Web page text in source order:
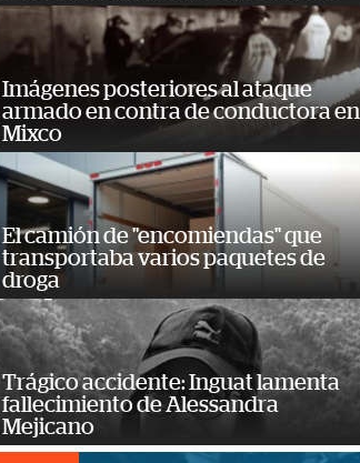
Imágenes posteriores al ataque
armado en contra de conductora en
Mixco
El camión de "encomiendas" que
transportaba varios paquetes de
droga
Trágico accidente: Inguat lamenta
fallecimiento de Alessandra
Mejicano